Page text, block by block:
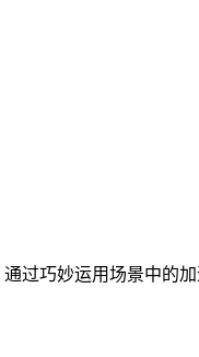
过巧妙运用场景中的